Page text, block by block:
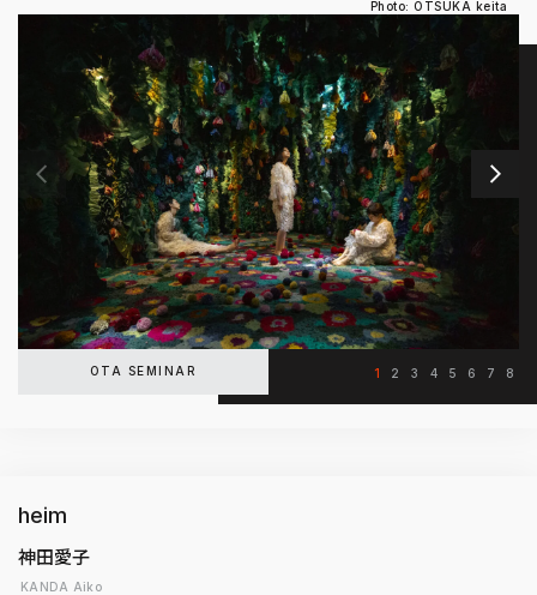
Photo: OTSUKA keita
1 2 3 4 5 6 7 8
OTA SEMINAR
heim
神田愛子
KANDA Aiko